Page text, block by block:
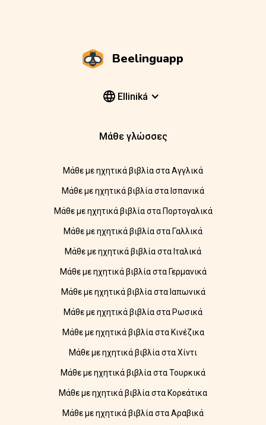
Beelinguapp
Elliniká
Μάθε γλώσσες
Μάθε με ηχητικά βιβλία στα Αγγλικά
Μάθε με ηχητικά βιβλία στα Ισπανικά
Μάθε με ηχητικά βιβλία στα Πορτογαλικά
Μάθε με ηχητικά βιβλία στα Γαλλικά
Μάθε με ηχητικά βιβλία στα Ιταλικά
Μάθε με ηχητικά βιβλία στα Γερμανικά
Μάθε με ηχητικά βιβλία στα Ιαπωνικά
Μάθε με ηχητικά βιβλία στα Ρωσικά
Μάθε με ηχητικά βιβλία στα Κινέζικα
Μάθε με ηχητικά βιβλία στα Χίντι
Μάθε με ηχητικά βιβλία στα Τουρκικά
Μάθε με ηχητικά βιβλία στα Κορεάτικα
Μάθε με ηχητικά βιβλία στα Αραβικά